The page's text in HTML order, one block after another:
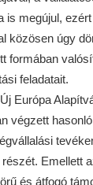
is megújul,
közösen úgy
formában
feladatait.
Európa
végzett
részét. Emellett
és átfogó